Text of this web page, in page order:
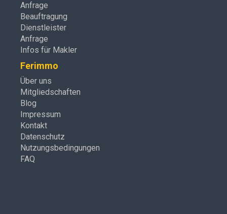
Anfrage
Beauftragung
Dienstleister
Anfrage
Infos für Makler
Ferimmo
Über uns
Mitgliedschaften
Blog
Impressum
Kontakt
Datenschutz
Nutzungsbedingungen
FAQ